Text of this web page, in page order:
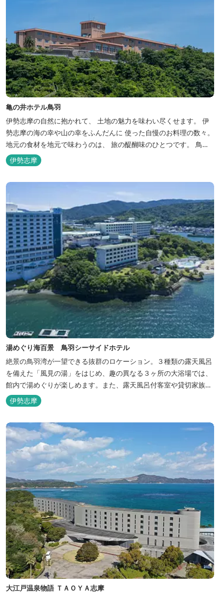
亀の井ホテル鳥羽
伊勢志摩の自然に抱かれて、 土地の魅力を味わい尽くせます。 伊
勢志摩の海の幸や山の幸をふんだんに 使った自慢のお料理の数々。
地元の食材を地元で味わうのは、 旅の醍醐味のひとつです。 鳥羽
湾の潮風を感じる露天風呂や 広々としたテラス付きのお部屋。 行
き交うフェリーをのんびり眺めて、 日常をちょっと忘れるひと時を
伊勢志摩
湯めぐり海百景 鳥羽シーサイドホテル
絶景の鳥羽湾が一望できる抜群のロケーション。３種類の露天風呂
を備えた「風見の湯」をはじめ、趣の異なる３ヶ所の大浴場では、
館内で湯めぐりが楽しめます。また、露天風呂付客室や貸切家族風
呂（有料）、足湯に湯上がり処などもございますので、湯浴みの一
日をお過ごしいただけます。 お料理についても、「詩季バイキン
も楽しめます、また海の幸を...
伊勢志摩
大江戸温泉物語 ＴＡＯＹＡ志摩